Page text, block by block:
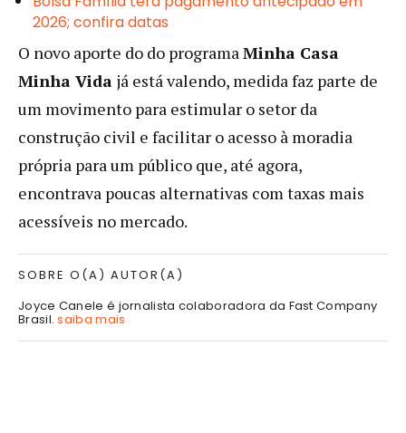
2026; confira datas
O novo aporte do do programaMinha Casa
Minha Vida já está valendo, medida faz parte de
um movimento para estimular o setor da
construção civil e facilitar o acesso à moradia
própria para um público que, até agora,
encontrava poucas alternativas com taxas mais
acessíveis no mercado.
SOBRE O(A) AUTOR(A)
Joyce Canele é jornalista colaboradora da Fast Company
Brasil.saiba mais